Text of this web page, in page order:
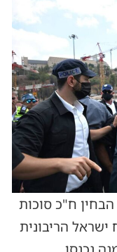
ח"כ סוכות
הריבונית